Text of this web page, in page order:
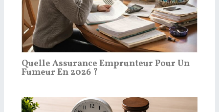
Quelle Assurance Emprunteur Pour Un
Fumeur En 2026 ?